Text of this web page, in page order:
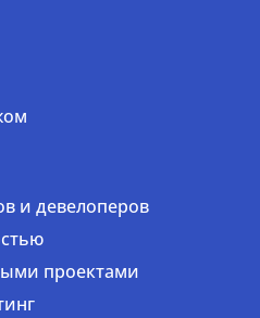
и девелоперов
проектами